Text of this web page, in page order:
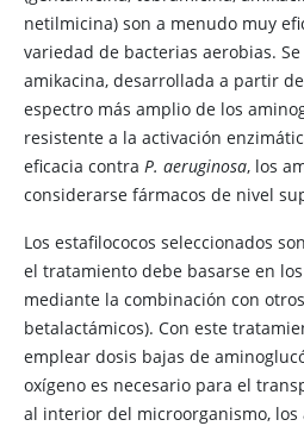
netilmicina) son a menudo muy
variedad de bacterias aerobias.
amikacina, desarrollada a partir
espectro más amplio de los
resistente a la activación
eficacia contra P. aeruginosa, los
considerarse fármacos de nivel
Los estafilococos seleccionados
el tratamiento debe basarse en
mediante la combinación con
betalactámicos). Con este
emplear dosis bajas de
oxígeno es necesario para el
al interior del microorganismo, los